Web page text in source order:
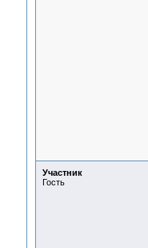
Участник
Гость